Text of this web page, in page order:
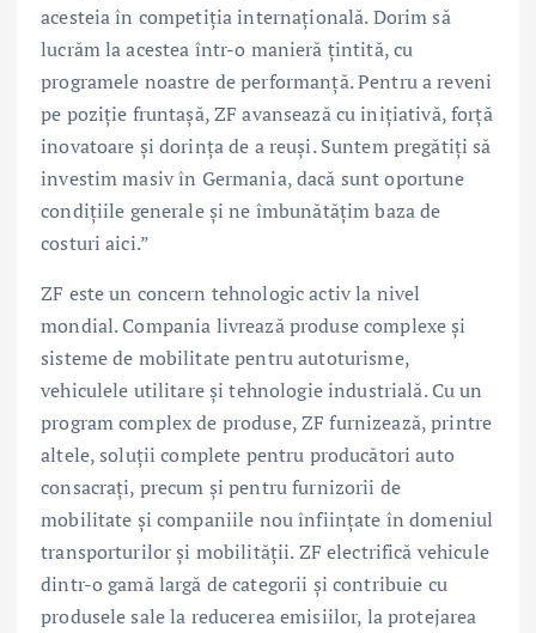
acesteia în competiția internațională. Dorim să
lucrăm la acestea într-o manieră țintită, cu
programele noastre de performanță. Pentru a reveni
pe poziție fruntașă, ZF avansează cu inițiativă, forță
inovatoare și dorința de a reuși. Suntem pregătiți să
investim masiv în Germania, dacă sunt oportune
condițiile generale și ne îmbunătățim baza de
costuri aici.”
ZF este un concern tehnologic activ la nivel
mondial. Compania livrează produse complexe și
sisteme de mobilitate pentru autoturisme,
vehiculele utilitare și tehnologie industrială. Cu un
program complex de produse, ZF furnizează, printre
altele, soluții complete pentru producători auto
consacrați, precum și pentru furnizorii de
mobilitate și companiile nou înființate în domeniul
transporturilor și mobilității. ZF electrifică vehicule
dintr-o gamă largă de categorii și contribuie cu
produsele sale la reducerea emisiilor, la protejarea